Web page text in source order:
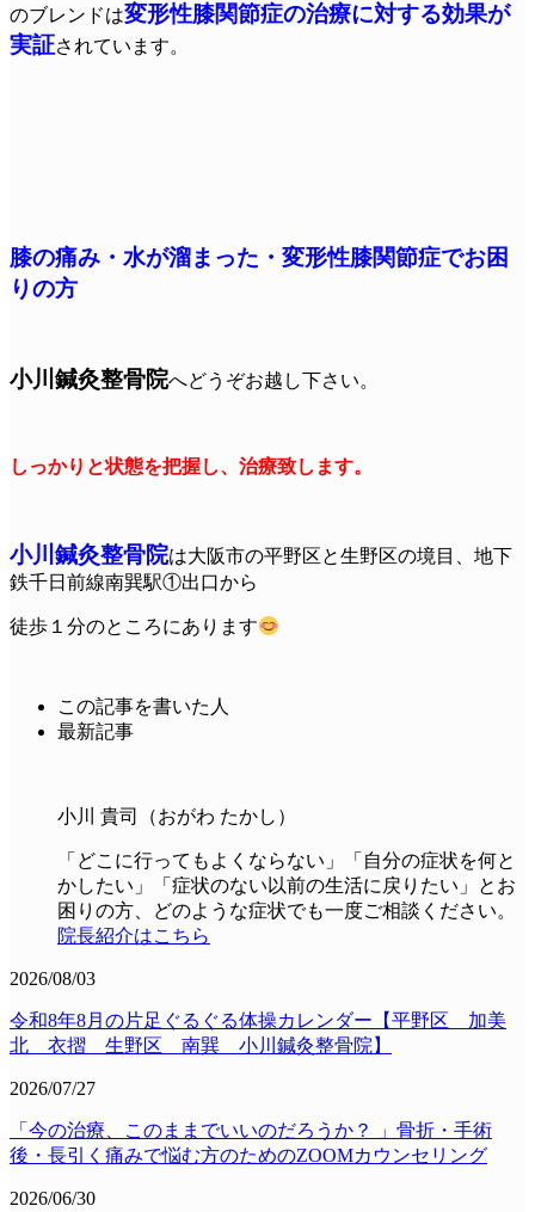
のブレンドは変形性膝関節症の治療に対する効果が
実証されています。
膝の痛み・水が溜まった・変形性膝関節症でお困
りの方
小川鍼灸整骨院へどうぞお越し下さい。
しっかりと状態を把握し、治療致します。
小川鍼灸整骨院は大阪市の平野区と生野区の境目、地下
鉄千日前線南巽駅①出口から
徒歩１分のところにあります
この記事を書いた人
最新記事
小川 貴司（おがわ たかし）
「どこに行ってもよくならない」「自分の症状を何と
かしたい」「症状のない以前の生活に戻りたい」とお
困りの方、どのような症状でも一度ご相談ください。
院長紹介はこちら
2026/08/03
令和8年8月の片足ぐるぐる体操カレンダー【平野区 加美
北 衣摺 生野区 南巽 小川鍼灸整骨院】
2026/07/27
「今の治療、このままでいいのだろうか？ 」骨折・手術
後・長引く痛みで悩む方のためのZOOMカウンセリング
2026/06/30